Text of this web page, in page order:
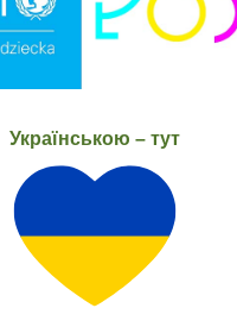
Українською – тут